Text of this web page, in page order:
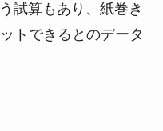
試算もあり、紙巻き
トできるとのデータ